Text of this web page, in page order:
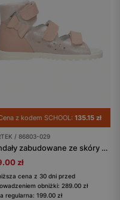
z kodem SCHOOL: 135.15 zł
/ 86803-029
Sandały zabudowane ze skóry naturalnej dla dziewczynki BARTEK 86803-029
zł
cena z 30 dni przed
obniżki: 289.00 zł
regularna: 199.00 zł